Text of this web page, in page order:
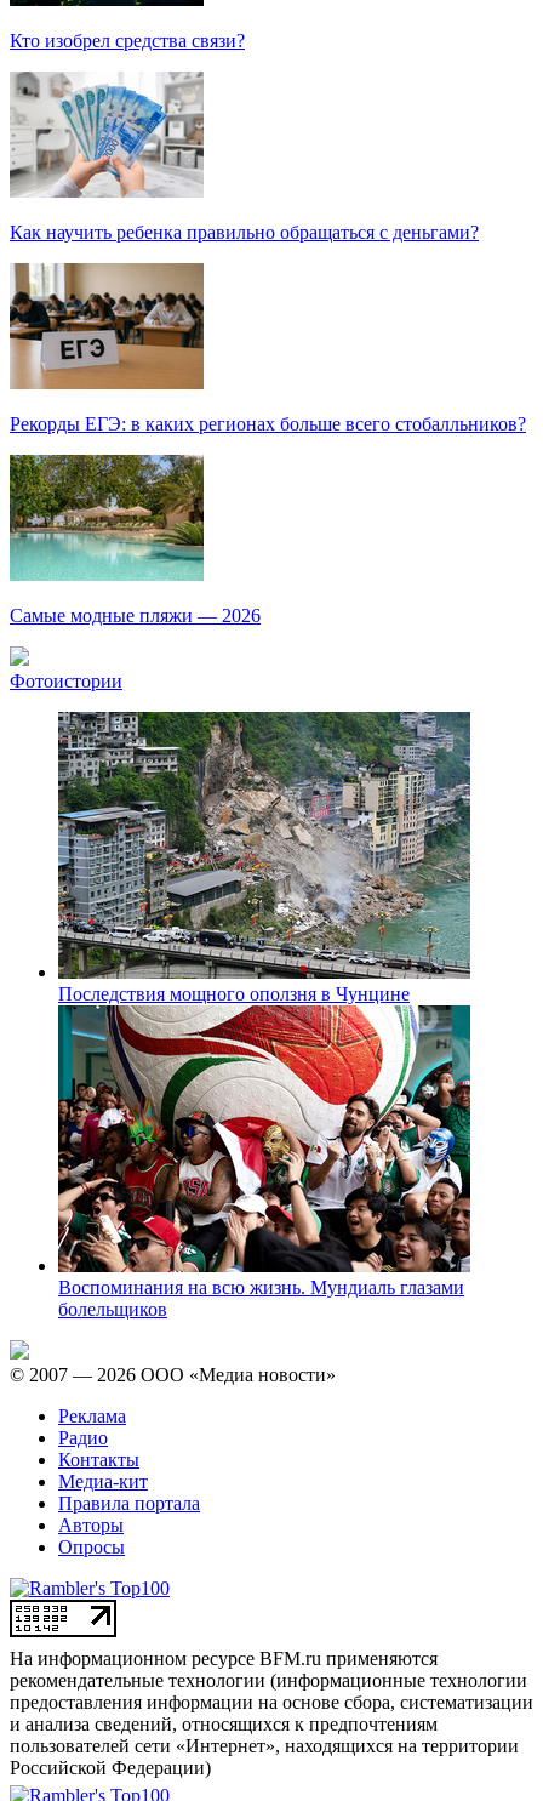
Кто изобрел средства связи?
Как научить ребенка правильно обращаться с деньгами?
Рекорды ЕГЭ: в каких регионах больше всего стобалльников?
Самые модные пляжи — 2026
Фотоистории
Последствия мощного оползня в Чунцине
Воспоминания на всю жизнь. Мундиаль глазами
болельщиков
© 2007 — 2026 ООО «Медиа новости»
Реклама
Радио
Контакты
Медиа-кит
Правила портала
Авторы
Опросы
На информационном ресурсе BFM.ru применяются
рекомендательные технологии (информационные технологии
предоставления информации на основе сбора, систематизации
и анализа сведений, относящихся к предпочтениям
пользователей сети «Интернет», находящихся на территории
Российской Федерации)